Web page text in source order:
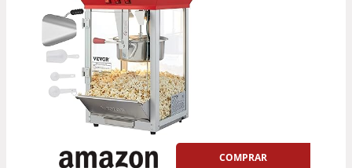
COMPRAR